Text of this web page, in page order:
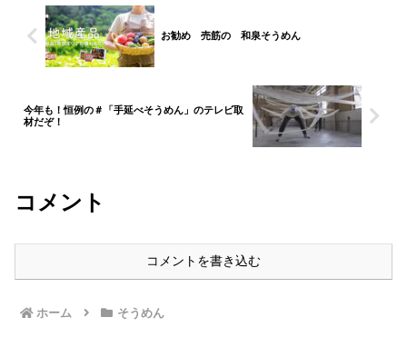
お勧め 売筋の 和泉そうめん
今年も！恒例の＃「手延べそうめん」のテレビ取
材だぞ！
コメント
コメントを書き込む
ホーム そうめん